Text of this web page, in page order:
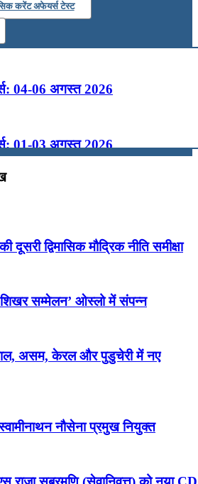
करेंट अफेयर्स टेस्ट
04-06 अगस्त 2026
01-03 अगस्त 2026
25-27 जुलाई 2026
22-24 जुलाई 2026
19-21 जुलाई 2026
16-18 जुलाई 2026
दूसरी द्विमासिक मौद्रिक नीति समीक्षा
शिखर सम्मेलन’ ओस्लो में संपन्न
असम, केरल और पुडुचेरी में नए
नौसेना प्रमुख नियुक्त